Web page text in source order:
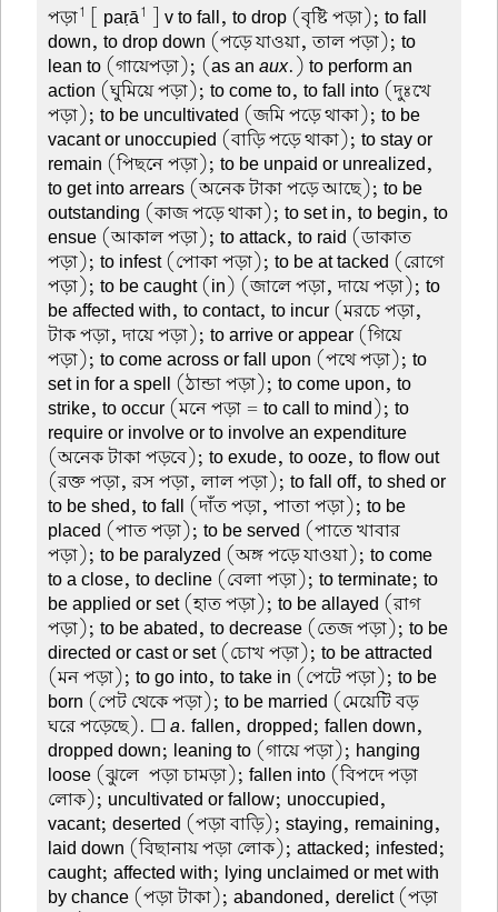
পড়া1 [ paṛā1
] v to fall, to drop (বৃষ্টি পড়া); to fall
down, to drop down (পড়ে যাওয়া, তাল পড়া); to
lean to (গায়েপড়া); (as anaux.) to perform an
action (ঘুমিয়ে পড়া); to come to, to fall into (দুঃখে
পড়া); to be uncultivated (জমি পড়ে থাকা); to be
vacant or unoccupied (বাড়ি পড়ে থাকা); to stay or
remain (পিছনে পড়া); to be unpaid or unrealized,
to get into arrears (অনেক টাকা পড়ে আছে); to be
outstanding (কাজ পড়ে থাকা); to set in, to begin, to
ensue (আকাল পড়া); to attack, to raid (ডাকাত
পড়া); to infest (পোকা পড়া); to be at tacked (রোগে
পড়া); to be caught (in) (জালে পড়া, দায়ে পড়া); to
be affected with, to contact, to incur (মরচে পড়া,
টাক পড়া, দায়ে পড়া); to arrive or appear (গিয়ে
পড়া); to come across or fall upon (পথে পড়া); to
set in for a spell (ঠান্ডা পড়া); to come upon, to
strike, to occur (মনে পড়া = to call to mind); to
require or involve or to involve an expenditure
(অনেক টাকা পড়বে); to exude, to ooze, to flow out
(রক্ত পড়া, রস পড়া, লাল পড়া); to fall off, to shed or
to be shed, to fall (দাঁত পড়া, পাতা পড়া); to be
placed (পাত পড়া); to be served (পাতে খাবার
পড়া); to be paralyzed (অঙ্গ পড়ে যাওয়া); to come
to a close, to decline (বেলা পড়া); to terminate; to
be applied or set (হাত পড়া); to be allayed (রাগ
পড়া); to be abated, to decrease (তেজ পড়া); to be
directed or cast or set (চোখ পড়া); to be attracted
(মন পড়া); to go into, to take in (পেটে পড়া); to be
born (পেট থেকে পড়া); to be married (মেয়েটি বড়
ঘরে পড়েছে). ☐a. fallen, dropped; fallen down,
dropped down; leaning to (গায়ে পড়া); hanging
loose (ঝুলে-পড়া চামড়া); fallen into (বিপদে পড়া
লোক); uncultivated or fallow; unoccupied,
vacant; deserted (পড়া বাড়ি); staying, remaining,
laid down (বিছানায় পড়া লোক); attacked; infested;
caught; affected with; lying unclaimed or met with
by chance (পড়া টাকা); abandoned, derelict (পড়া